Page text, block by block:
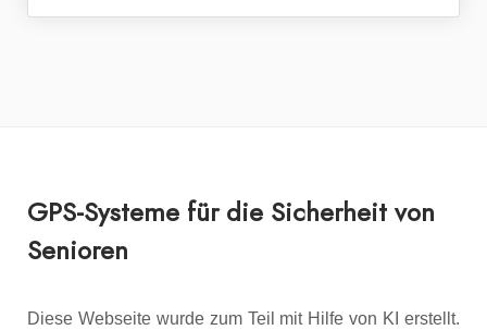
GPS-Systeme für die Sicherheit von
Senioren
Diese Webseite wurde zum Teil mit Hilfe von KI erstellt.